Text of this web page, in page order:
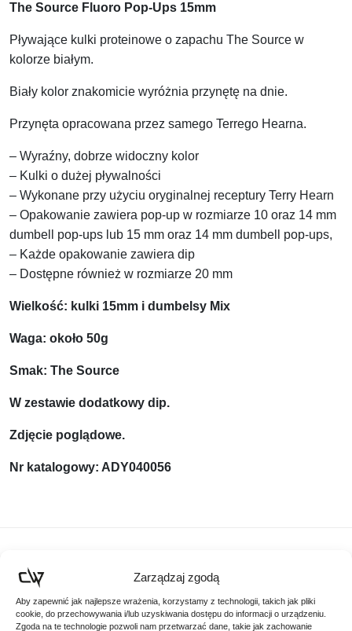
Zarządzaj zgodą
Aby zapewnić jak najlepsze wrażenia, korzystamy z technologii, takich jak pliki
cookie, do przechowywania i/lub uzyskiwania dostępu do informacji o urządzeniu.
Zgoda na te technologie pozwoli nam przetwarzać dane, takie jak zachowanie
The Source Fluoro Pop-Ups 15mm
Pływające kulki proteinowe o zapachu The Source w
kolorze białym.
Biały kolor znakomicie wyróżnia przynętę na dnie.
Przynęta opracowana przez samego Terrego Hearna.
– Wyraźny, dobrze widoczny kolor
– Kulki o dużej pływalności
– Wykonane przy użyciu oryginalnej receptury Terry Hearn
– Opakowanie zawiera pop-up w rozmiarze 10 oraz 14 mm
dumbell pop-ups lub 15 mm oraz 14 mm dumbell pop-ups,
– Każde opakowanie zawiera dip
– Dostępne również w rozmiarze 20 mm
Wielkość: kulki 15mm i dumbelsy Mix
Waga: około 50g
Smak: The Source
W zestawie dodatkowy dip.
Zdjęcie poglądowe.
Nr katalogowy: ADY040056
Podobne produkty
Poznaj podobne produkty, które mogą Ci się spodobać